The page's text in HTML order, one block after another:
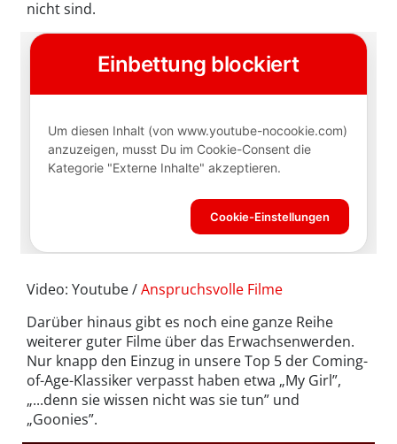
nicht sind.
Video: Youtube /Anspruchsvolle Filme
Darüber hinaus gibt es noch eine ganze Reihe
weiterer guter Filme über das Erwachsenwerden.
Nur knapp den Einzug in unsere Top 5 der Coming-
of-Age-Klassiker verpasst haben etwa „My Girl”,
„...denn sie wissen nicht was sie tun” und
„Goonies”.